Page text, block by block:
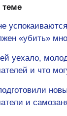
теме
«убить»
уехало,
и что
и